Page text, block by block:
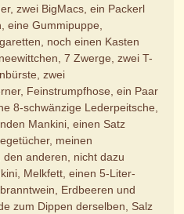
zwei BigMacs, ein Packerl
eine Gummipuppe,
noch einen Kasten
7 Zwerge, zwei T-
zwei
Feinstrumpfhose, ein Paar
8-schwänzige Lederpeitsche,
Mankini, einen Satz
meinen
den anderen, nicht dazu
Melkfett, einen 5-Liter-
Erdbeeren und
zum Dippen derselben, Salz